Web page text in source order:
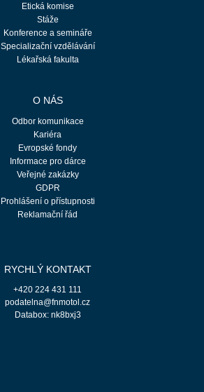
Etická komise
Stáže
Konference a semináře
Specializační vzdělávání
Lékařská fakulta
O NÁS
Odbor komunikace
Kariéra
Evropské fondy
Informace pro dárce
Veřejné zakázky
GDPR
Prohlášení o přístupnosti
Reklamační řád
RYCHLÝ KONTAKT
+420 224 431 111
podatelna@fnmotol.cz
Databox: nk8bxj3